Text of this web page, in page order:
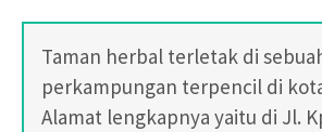
Taman herbal terletak di
perkampungan terpencil di
Alamat lengkapnya yaitu di Jl.